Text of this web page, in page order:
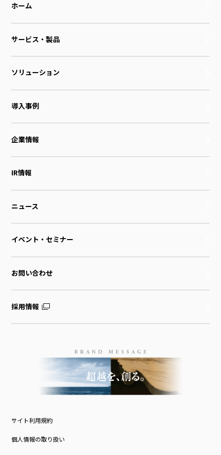
ホーム
サービス・製品
ソリューション
導入事例
企業情報
IR情報
ニュース
イベント・セミナー
お問い合わせ
採用情報
サイト利用規約
個人情報の取り扱い